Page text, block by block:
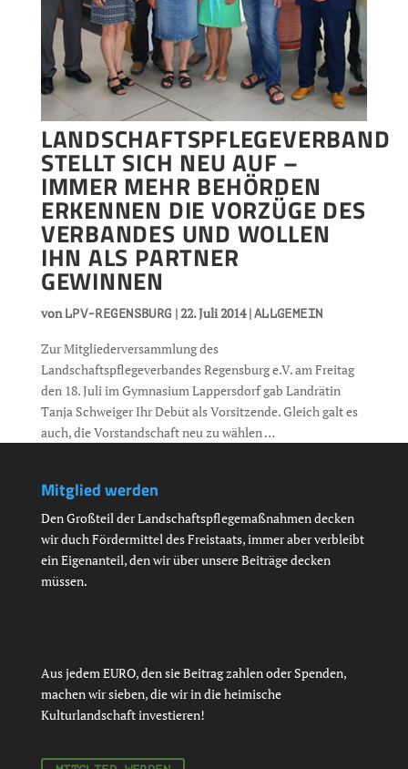
LANDSCHAFTSPFLEGEVERBAND
STELLT SICH NEU AUF –
IMMER MEHR BEHÖRDEN
ERKENNEN DIE VORZÜGE DES
VERBANDES UND WOLLEN
IHN ALS PARTNER
GEWINNEN
von LPV-REGENSBURG | 22. Juli 2014| ALLGEMEIN
Zur Mitgliederversammlung des
Landschaftspflegeverbandes Regensburg e.V. am Freitag
den 18. Juli im Gymnasium Lappersdorf gab Landrätin
Tanja Schweiger Ihr Debüt als Vorsitzende. Gleich galt es
auch, die Vorstandschaft neu zu wählen …
Mitglied werden
Den Großteil der Landschaftspflegemaßnahmen decken
wir duch Fördermittel des Freistaats, immer aber verbleibt
ein Eigenanteil, den wir über unsere Beiträge decken
müssen.
Aus jedem EURO, den sie Beitrag zahlen oder Spenden,
machen wir sieben, die wir in die heimische
Kulturlandschaft investieren!